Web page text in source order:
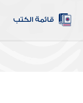
قائمة الكتب